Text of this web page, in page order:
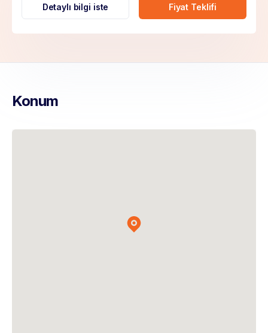
Detaylı bilgi iste Fiyat Teklifi
Konum